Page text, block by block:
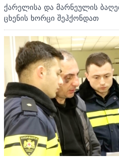
ქარელისა და მარნეულის
ცხენის ხორცი შეჰქონდათ